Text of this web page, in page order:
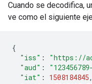
Cuando se decodifica,
ve como el siguiente
{
"iss" : "https://
"aud" :
"iat" : 1508184845,